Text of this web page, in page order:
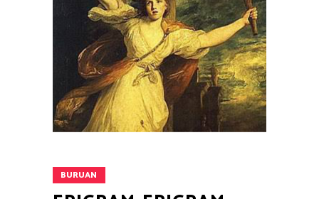
BURUAN